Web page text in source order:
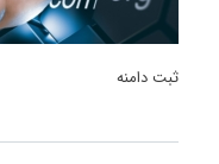
ثبت دامنه